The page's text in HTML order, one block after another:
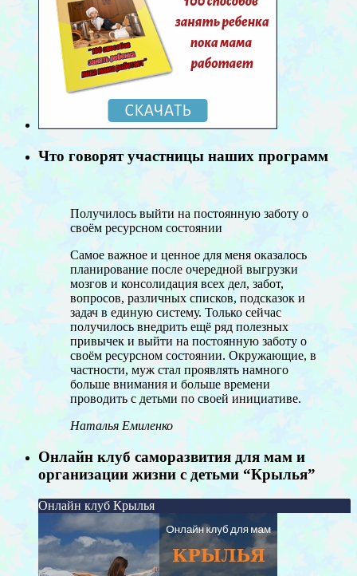
Что говорят участницы наших программ
Получилось выйти на постоянную заботу о
своём ресурсном состоянии
Самое важное и ценное для меня оказалось
планирование после очередной выгрузки
мозгов и консолидация всех дел, забот,
вопросов, различных списков, подсказок и
задач в единую систему. Только сейчас
получилось внедрить ещё ряд полезных
привычек и выйти на постоянную заботу о
своём ресурсном состоянии. Окружающие, в
частности, муж стал проявлять намного
больше внимания и больше времени
проводить с детьми по своей инициативе.
Наталья Емиленко
Онлайн клуб саморазвития для мам и
организации жизни с детьми “Крылья”
Онлайн клуб Крылья